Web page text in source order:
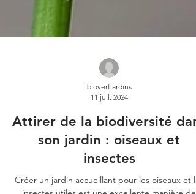
biovertjardins
11 juil. 2024
Attirer de la biodiversité
son jardin : oiseaux et
insectes